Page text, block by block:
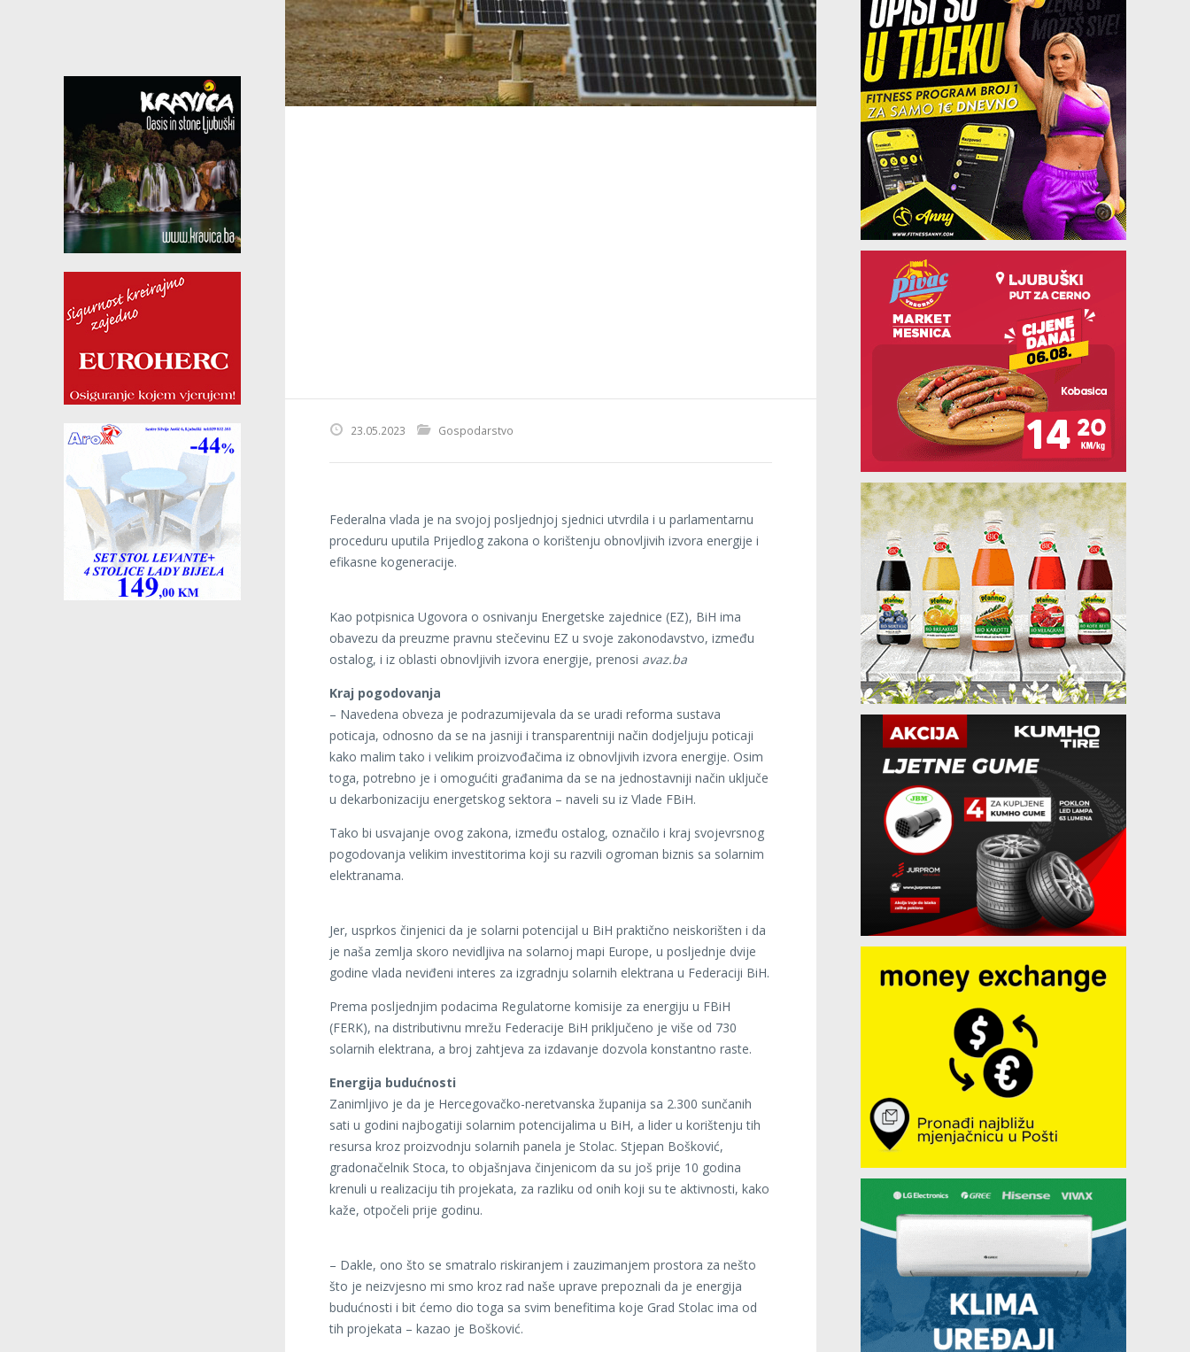
23.05.2023 Gospodarstvo
Federalna vlada je na svojoj posljednjoj sjednici utvrdila i u parlamentarnu
proceduru uputila Prijedlog zakona o korištenju obnovljivih izvora energije i
efikasne kogeneracije.
Kao potpisnica Ugovora o osnivanju Energetske zajednice (EZ), BiH ima
obavezu da preuzme pravnu stečevinu EZ u svoje zakonodavstvo, između
ostalog, i iz oblasti obnovljivih izvora energije, prenosi avaz.ba
Kraj pogodovanja
– Navedena obveza je podrazumijevala da se uradi reforma sustava
poticaja, odnosno da se na jasniji i transparentniji način dodjeljuju poticaji
kako malim tako i velikim proizvođačima iz obnovljivih izvora energije. Osim
toga, potrebno je i omogućiti građanima da se na jednostavniji način uključe
u dekarbonizaciju energetskog sektora – naveli su iz Vlade FBiH.
Tako bi usvajanje ovog zakona, između ostalog, označilo i kraj svojevrsnog
pogodovanja velikim investitorima koji su razvili ogroman biznis sa solarnim
elektranama.
Jer, usprkos činjenici da je solarni potencijal u BiH praktično neiskorišten i da
je naša zemlja skoro nevidljiva na solarnoj mapi Europe, u posljednje dvije
godine vlada neviđeni interes za izgradnju solarnih elektrana u Federaciji BiH.
Prema posljednjim podacima Regulatorne komisije za energiju u FBiH
(FERK), na distributivnu mrežu Federacije BiH priključeno je više od 730
solarnih elektrana, a broj zahtjeva za izdavanje dozvola konstantno raste.
Energija budućnosti
Zanimljivo je da je Hercegovačko-neretvanska županija sa 2.300 sunčanih
sati u godini najbogatiji solarnim potencijalima u BiH, a lider u korištenju tih
resursa kroz proizvodnju solarnih panela je Stolac. Stjepan Bošković,
gradonačelnik Stoca, to objašnjava činjenicom da su još prije 10 godina
krenuli u realizaciju tih projekata, za razliku od onih koji su te aktivnosti, kako
kaže, otpočeli prije godinu.
– Dakle, ono što se smatralo riskiranjem i zauzimanjem prostora za nešto
što je neizvjesno mi smo kroz rad naše uprave prepoznali da je energija
budućnosti i bit ćemo dio toga sa svim benefitima koje Grad Stolac ima od
tih projekata – kazao je Bošković.